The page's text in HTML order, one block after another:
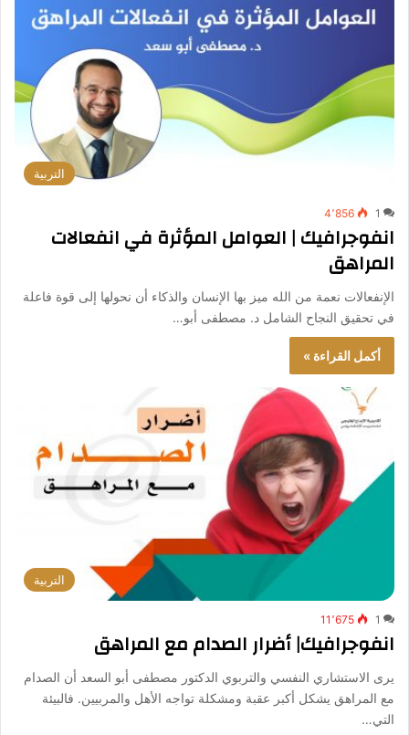
التربية
1 4٬856
انفوجرافيك | العوامل المؤثرة في انفعالات
المراهق
الإنفعالات نعمة من الله ميز بها الإنسان والذكاء أن نحولها إلى قوة فاعلة
في تحقيق النجاح الشامل د. مصطفى أبو…
أكمل القراءة »
التربية
1 11٬675
انفوجرافيك| أضرار الصدام مع المراهق
يرى الاستشاري النفسي والتربوي الدكتور مصطفى أبو السعد أن الصدام
مع المراهق يشكل أكبر عقبة ومشكلة تواجه الأهل والمربيين. فالبيئة
التي…